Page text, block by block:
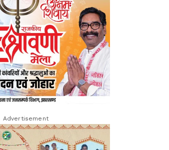
Advertisement